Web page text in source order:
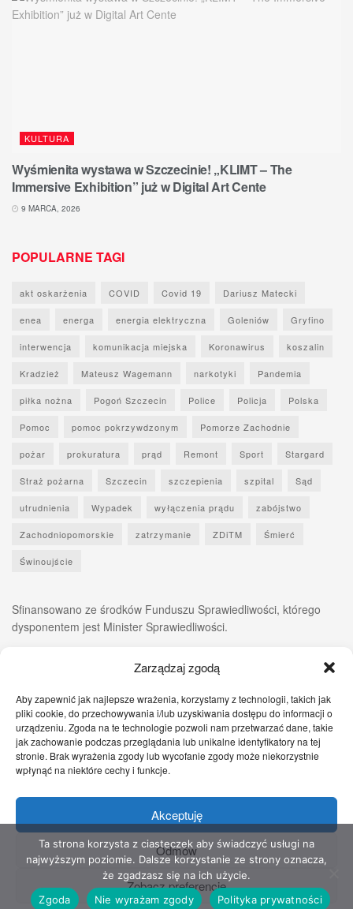
Zarządzaj zgodą
Aby zapewnić jak najlepsze wrażenia, korzystamy z technologii, takich jak
pliki cookie, do przechowywania i/lub uzyskiwania dostępu do informacji o
urządzeniu. Zgoda na te technologie pozwoli nam przetwarzać dane, takie
jak zachowanie podczas przeglądania lub unikalne identyfikatory na tej
stronie. Brak wyrażenia zgody lub wycofanie zgody może niekorzystnie
wpłynąć na niektóre cechy i funkcje.
Akceptuję
Odmów
Zobacz preferencje
KULTURA
Wyśmienita wystawa w Szczecinie! „KLIMT – The
Immersive Exhibition” już w Digital Art Cente
9 MARCA, 2026
POPULARNE TAGI
akt oskarżenia COVID Covid 19 Dariusz Matecki
enea energa energia elektryczna Goleniów Gryfino
interwencja komunikacja miejska Koronawirus koszalin
Kradzież Mateusz Wagemann narkotyki Pandemia
piłka nożna Pogoń Szczecin Police Policja Polska
Pomoc pomoc pokrzywdzonym Pomorze Zachodnie
pożar prokuratura prąd Remont Sport Stargard
Straż pożarna Szczecin szczepienia szpital Sąd
utrudnienia Wypadek wyłączenia prądu zabójstwo
Zachodniopomorskie zatrzymanie ZDiTM Śmierć
Świnoujście
Sfinansowano ze środków Funduszu Sprawiedliwości, którego
dysponentem jest Minister Sprawiedliwości.
Zgłoś nam! Szczecińskie Wiadomości Sport
Zdrowie
Prawo
Pomoc Prawna Kontakt
Copyright © 2022 Stowarzyszenie Przyjaciół Zdrowia - Wszelkie prawa
zastrzeżone
Ta strona korzysta z ciasteczek aby świadczyć usługi na
najwyższym poziomie. Dalsze korzystanie ze strony oznacza,
że zgadzasz się na ich użycie.
Zgoda
Nie wyrażam zgody Polityka prywatności